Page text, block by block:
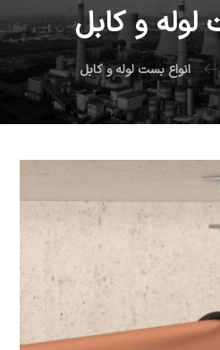
لوله و کابل
انواع بست لوله و کابل